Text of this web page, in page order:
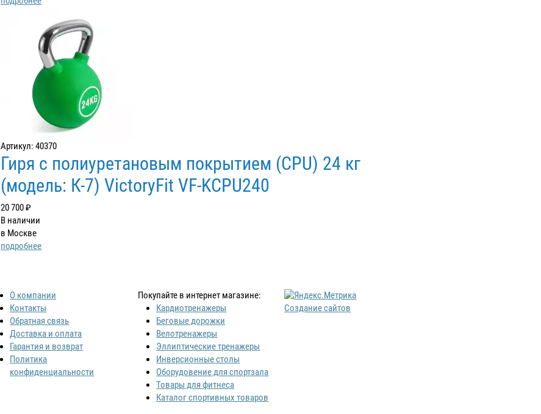
Артикул: 40370
Гиря с полиуретановым покрытием (CPU) 24 кг
(модель: К-7) VictoryFit VF-KCPU240
20 700 ₽
В наличии
в Москве
подробнее
О компании
Контакты
Обратная связь
Доставка и оплата
Гарантия и возврат
Политика
конфиденциальности
Покупайте в интернет магазине:
Кардиотренажеры
Беговые дорожки
Велотренажеры
Эллиптические тренажеры
Инверсионные столы
Оборудовение для спортзала
Товары для фитнеса
Каталог спортивных товаров
Создание сайтов